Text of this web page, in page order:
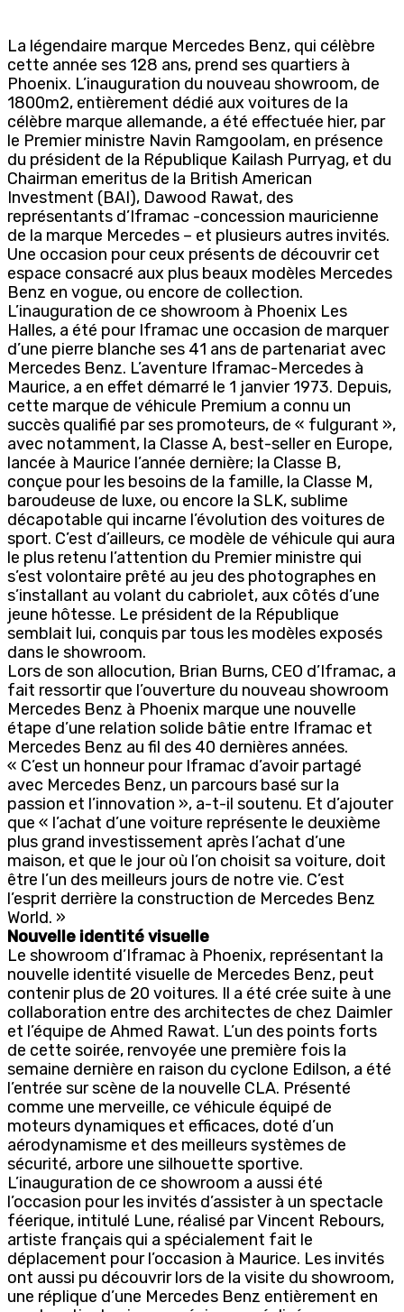
La légendaire marque Mercedes Benz, qui célèbre
cette année ses 128 ans, prend ses quartiers à
Phoenix. L’inauguration du nouveau showroom, de
1800m2, entièrement dédié aux voitures de la
célèbre marque allemande, a été effectuée hier, par
le Premier ministre Navin Ramgoolam, en présence
du président de la République Kailash Purryag, et du
Chairman emeritus de la British American
Investment (BAI), Dawood Rawat, des
représentants d’Iframac -concession mauricienne
de la marque Mercedes – et plusieurs autres invités.
Une occasion pour ceux présents de découvrir cet
espace consacré aux plus beaux modèles Mercedes
Benz en vogue, ou encore de collection.
L’inauguration de ce showroom à Phoenix Les
Halles, a été pour Iframac une occasion de marquer
d’une pierre blanche ses 41 ans de partenariat avec
Mercedes Benz. L’aventure Iframac-Mercedes à
Maurice, a en effet démarré le 1 janvier 1973. Depuis,
cette marque de véhicule Premium a connu un
succès qualifié par ses promoteurs, de « fulgurant »,
avec notamment, la Classe A, best-seller en Europe,
lancée à Maurice l’année dernière; la Classe B,
conçue pour les besoins de la famille, la Classe M,
baroudeuse de luxe, ou encore la SLK, sublime
décapotable qui incarne l’évolution des voitures de
sport. C’est d’ailleurs, ce modèle de véhicule qui aura
le plus retenu l’attention du Premier ministre qui
s’est volontaire prêté au jeu des photographes en
s’installant au volant du cabriolet, aux côtés d’une
jeune hôtesse. Le président de la République
semblait lui, conquis par tous les modèles exposés
dans le showroom.
Lors de son allocution, Brian Burns, CEO d’Iframac, a
fait ressortir que l’ouverture du nouveau showroom
Mercedes Benz à Phoenix marque une nouvelle
étape d’une relation solide bâtie entre Iframac et
Mercedes Benz au fil des 40 dernières années.
« C’est un honneur pour Iframac d’avoir partagé
avec Mercedes Benz, un parcours basé sur la
passion et l’innovation », a-t-il soutenu. Et d’ajouter
que « l’achat d’une voiture représente le deuxième
plus grand investissement après l’achat d’une
maison, et que le jour où l’on choisit sa voiture, doit
être l’un des meilleurs jours de notre vie. C’est
l’esprit derrière la construction de Mercedes Benz
World. »
Nouvelle identité visuelle
Le showroom d’Iframac à Phoenix, représentant la
nouvelle identité visuelle de Mercedes Benz, peut
contenir plus de 20 voitures. Il a été crée suite à une
collaboration entre des architectes de chez Daimler
et l’équipe de Ahmed Rawat. L’un des points forts
de cette soirée, renvoyée une première fois la
semaine dernière en raison du cyclone Edilson, a été
l’entrée sur scène de la nouvelle CLA. Présenté
comme une merveille, ce véhicule équipé de
moteurs dynamiques et efficaces, doté d’un
aérodynamisme et des meilleurs systèmes de
sécurité, arbore une silhouette sportive.
L’inauguration de ce showroom a aussi été
l’occasion pour les invités d’assister à un spectacle
féerique, intitulé Lune, réalisé par Vincent Rebours,
artiste français qui a spécialement fait le
déplacement pour l’occasion à Maurice. Les invités
ont aussi pu découvrir lors de la visite du showroom,
une réplique d’une Mercedes Benz entièrement en